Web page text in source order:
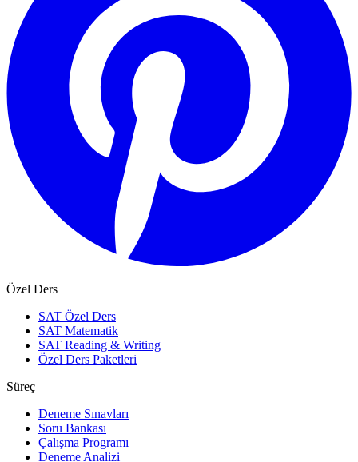
Özel Ders
SAT Özel Ders
SAT Matematik
SAT Reading & Writing
Özel Ders Paketleri
Süreç
Deneme Sınavları
Soru Bankası
Çalışma Programı
Deneme Analizi